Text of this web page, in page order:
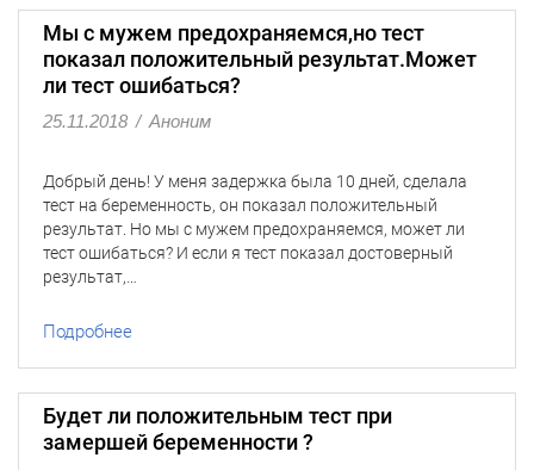
Мы с мужем предохраняемся,но тест
показал положительный результат.Может
ли тест ошибаться?
25.11.2018 / Аноним
Добрый день! У меня задержка была 10 дней, сделала
тест на беременность, он показал положительный
результат. Но мы с мужем предохраняемся, может ли
тест ошибаться? И если я тест показал достоверный
результат,…
Подробнее
Будет ли положительным тест при
замершей беременности ?